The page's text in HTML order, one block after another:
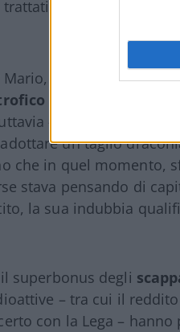
sul prezzo”.
che tutto il
– lui che sulla
un taglio
che in quel momento,
stava pensando di
la sua indubbia
superbonus degli
– tra cui il
con la Lega –